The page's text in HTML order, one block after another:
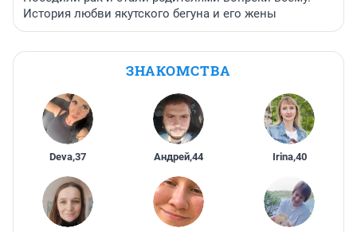
История любви якутского бегуна и его жены
ЗНАКОМСТВА
Deva,37 Андрей,44 Irina,40